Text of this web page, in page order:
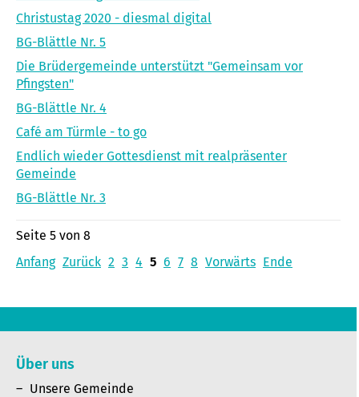
Christustag 2020 - diesmal digital
BG-Blättle Nr. 5
Die Brüdergemeinde unterstützt "Gemeinsam vor
Pfingsten"
BG-Blättle Nr. 4
Café am Türmle - to go
Endlich wieder Gottesdienst mit realpräsenter
Gemeinde
BG-Blättle Nr. 3
Seite 5 von 8
Anfang Zurück 2 3 4 5 6 7 8 Vorwärts Ende
Über uns
Unsere Gemeinde